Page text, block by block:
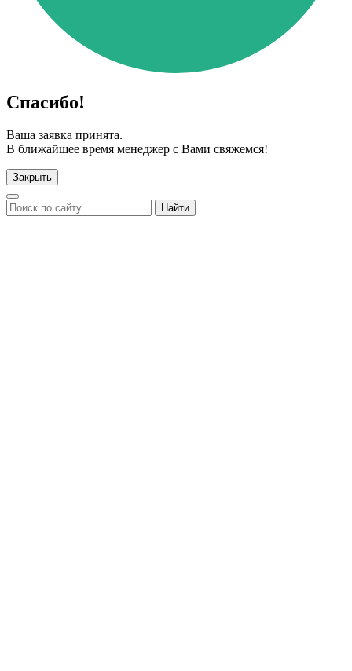
Спасибо!
Ваша заявка принята.
В ближайшее время менеджер с Вами свяжемся!
Закрыть
Найти